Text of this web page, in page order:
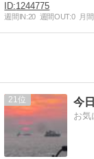
1244775
週間IN:20 週間OUT:0 月
21 今
お気